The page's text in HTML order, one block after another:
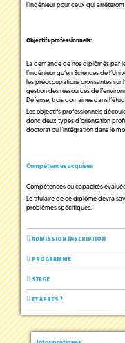
l’Ingénieur pour ceux qui
Objectifs professionnels:
La demande de nos diplômés par
l’ingénieur qu’en Sciences de
les préoccupations croissantes
gestion des ressources de
Défense, trois domaines dans
Les objectifs professionnels
donc deux types d’orientation
doctorat ou l’intégration dans le
Compétences acquises
Compétences ou capacités
Le titulaire de ce diplôme devra
problèmes spécifiques.
ADMISSION INSCRIPTION
PROGRAMME
STAGE
ET APRÈS ?